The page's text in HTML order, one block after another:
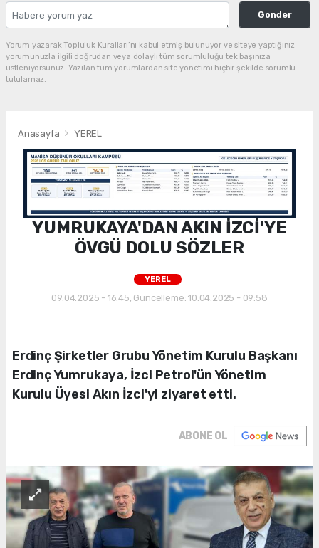
Gonder
Yorum yazarak Topluluk Kuralları’nı kabul etmiş bulunuyor ve siteye yaptığınız
yorumunuzla ilgili doğrudan veya dolaylı tüm sorumluluğu tek başınıza
üstleniyorsunuz. Yazılan tüm yorumlardan site yönetimi hiçbir şekilde sorumlu
tutulamaz.
Anasayfa YEREL
YUMRUKAYA'DAN AKIN İZCİ'YE
ÖVGÜ DOLU SÖZLER
YEREL
09.04.2025 - 16:45, Güncelleme: 10.04.2025 - 09:58
Erdinç Şirketler Grubu Yönetim Kurulu Başkanı
Erdinç Yumrukaya, İzci Petrol'ün Yönetim
Kurulu Üyesi Akın İzci'yi ziyaret etti.
ABONE OL